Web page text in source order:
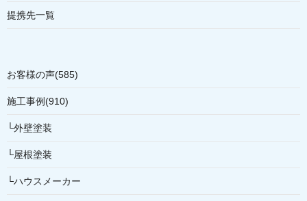
提携先一覧
お客様の声(585)
施工事例(910)
└外壁塗装
└屋根塗装
└ハウスメーカー